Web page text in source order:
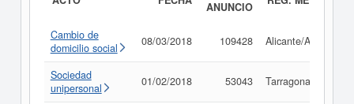
ANUNCIO
Cambio de
domicilio social
08/03/2018 109428 Alicante/Alacant
Sociedad
unipersonal
01/02/2018 53043 Tarragona